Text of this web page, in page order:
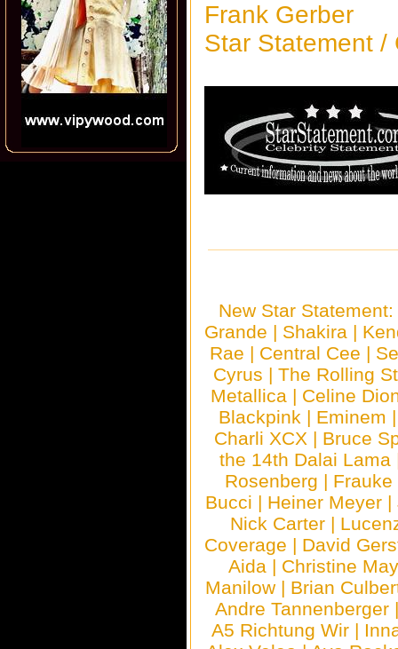
Frank Gerber
Star Statement /
New Star
Grande | Shakira |
Rae | Central Cee |
Cyrus | The Rolling
Metallica | Celine
Blackpink | Eminem
Charli XCX | Bruce
the 14th Dalai Lama
Rosenberg | Frauke
Bucci | Heiner Meyer |
Nick Carter |
Coverage | David
Aida | Christine
Manilow | Brian
Andre Tannenberger
A5 Richtung Wir |